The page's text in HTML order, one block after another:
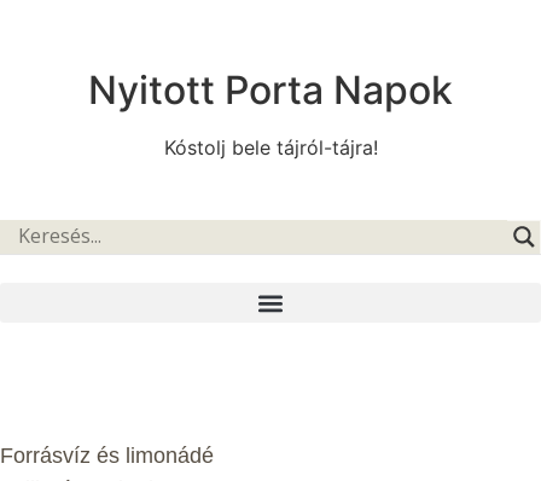
Nyitott Porta Napok
Kóstolj bele tájról-tájra!
Forrásvíz és limonádé